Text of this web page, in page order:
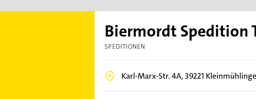
Biermordt Spedition
SPEDITIONEN
Karl-Marx-Str. 4A, 39221